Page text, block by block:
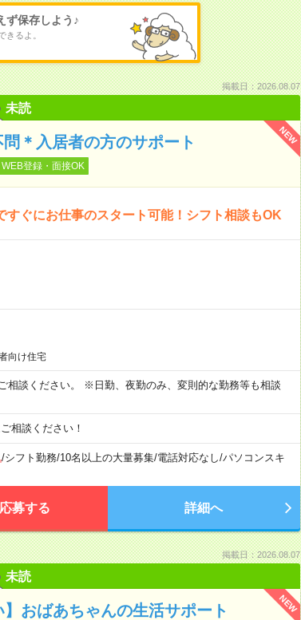
ず保存しよう♪
きるよ。
掲載日：2026.08.07
未読
NEW
＊入居者の方のサポート
WEB登録・面接OK
すぐにお仕事のスタート可能！シフト相談もOK
向け住宅
相談ください。 ※日勤、夜勤のみ、変則的な勤務等も相談
相談ください！
/シフト勤務/10名以上の大量募集/電話対応なし/パソコンスキ
応募する 詳細へ
掲載日：2026.08.07
未読
NEW
おばあちゃんの生活サポート